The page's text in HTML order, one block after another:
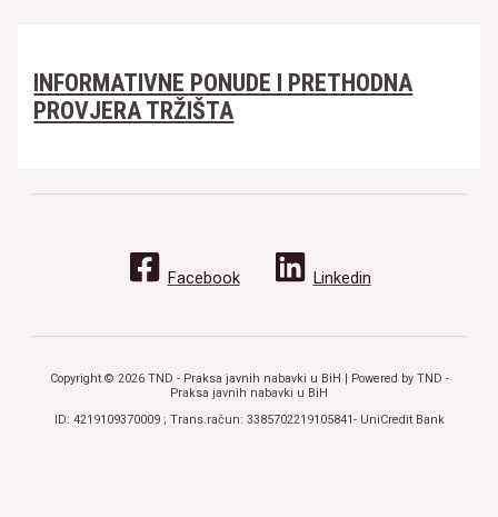
INFORMATIVNE PONUDE I PRETHODNA
PROVJERA TRŽIŠTA
Facebook Linkedin
Copyright © 2026 TND - Praksa javnih nabavki u BiH | Powered by TND -
Praksa javnih nabavki u BiH
ID: 4219109370009 ; Trans.račun: 3385702219105841- UniCredit Bank